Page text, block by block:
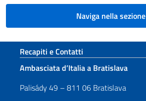
Naviga nella sezione
Sezione footer
Recapiti e Contatti
Ambasciata d’Italia a Bratislava
Palisády 49 – 811 06 Bratislava